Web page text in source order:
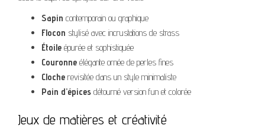
Sapin contemporain ou graphique
Flocon stylisé avec incrustations de strass
Étoile épurée et sophistiquée
Couronne élégante ornée de perles fines
Cloche revisitée dans un style minimaliste
Pain d’épices détourné version fun et colorée
Jeux de matières et créativité